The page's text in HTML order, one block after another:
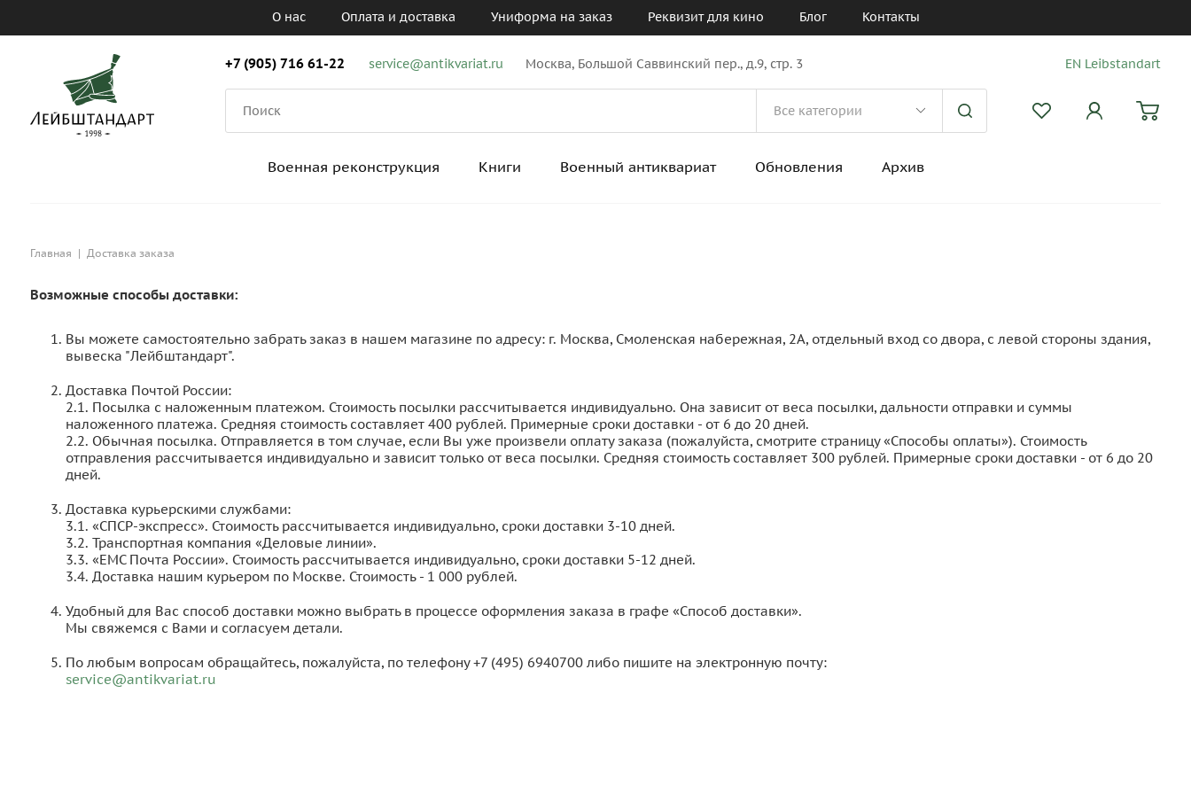
О нас Оплата и доставка Униформа на заказ Реквизит для кино Блог Контакты
+7 (905) 716 61-22 service@antikvariat.ru Москва, Большой Саввинский пер., д.9, стр. 3 EN Leibstandart
Военная реконструкция Книги Военный антиквариат Обновления Архив
Главная | Доставка заказа
Возможные способы доставки:
Вы можете самостоятельно забрать заказ в нашем магазине по адресу: г. Москва, Смоленская набережная, 2А, отдельный вход со двора, с левой стороны здания,
вывеска "Лейбштандарт".
Доставка Почтой России:
2.1. Посылка с наложенным платежом. Стоимость посылки рассчитывается индивидуально. Она зависит от веса посылки, дальности отправки и суммы
наложенного платежа. Средняя стоимость составляет 400 рублей. Примерные сроки доставки - от 6 до 20 дней.
2.2. Обычная посылка. Отправляется в том случае, если Вы уже произвели оплату заказа (пожалуйста, смотрите страницу «Способы оплаты»). Стоимость
отправления рассчитывается индивидуально и зависит только от веса посылки. Средняя стоимость составляет 300 рублей. Примерные сроки доставки - от 6 до 20
дней.
Доставка курьерскими службами:
3.1. «СПСР-экспресс». Стоимость рассчитывается индивидуально, сроки доставки 3-10 дней.
3.2. Транспортная компания «Деловые линии».
3.3. «ЕМС Почта России». Стоимость рассчитывается индивидуально, сроки доставки 5-12 дней.
3.4. Доставка нашим курьером по Москве. Стоимость - 1 000 рублей.
Удобный для Вас способ доставки можно выбрать в процессе оформления заказа в графе «Способ доставки».
Мы свяжемся с Вами и согласуем детали.
По любым вопросам обращайтесь, пожалуйста, по телефону +7 (495) 6940700 либо пишите на электронную почту:
service@antikvariat.ru